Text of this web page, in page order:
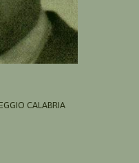
CALABRIA